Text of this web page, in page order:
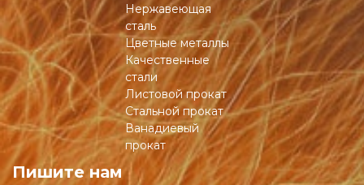
Нержавеющая
сталь
Цветные металлы
Качественные
стали
Листовой прокат
Стальной прокат
Ванадиевый
прокат
Пишите нам